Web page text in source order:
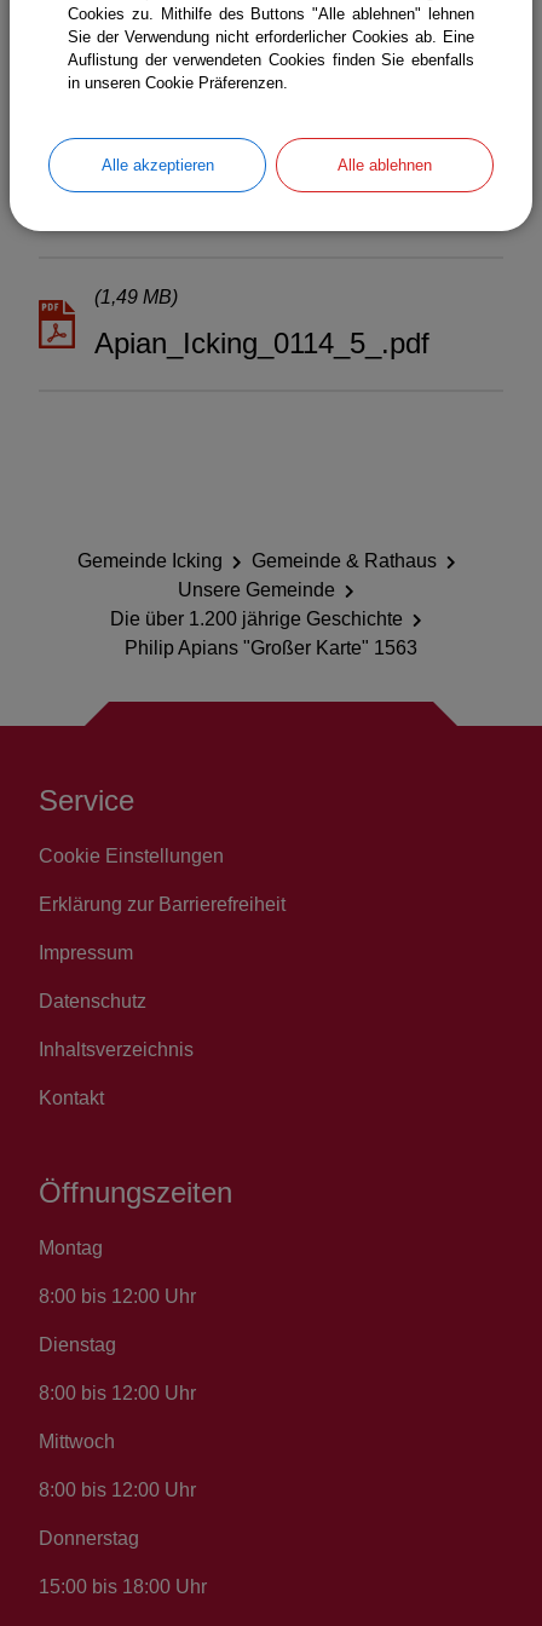
(Text und Zusammenstellung Claudia Roederstein)
(78,96 KB)
_3_.pdf
(1,49 MB)
Apian_Icking_0114_5_.pdf
Gemeinde Icking
Gemeinde & Rathaus
Unsere Gemeinde
Die über 1.200 jährige Geschichte
Philip Apians "Großer Karte" 1563
Service
Cookie Einstellungen
Erklärung zur Barrierefreiheit
Impressum
Datenschutz
Inhaltsverzeichnis
Kontakt
Öffnungszeiten
Montag
8:00 bis 12:00 Uhr
Dienstag
8:00 bis 12:00 Uhr
Mittwoch
8:00 bis 12:00 Uhr
Donnerstag
15:00 bis 18:00 Uhr
Cookies zu. Mithilfe des Buttons "Alle ablehnen" lehnen
Sie der Verwendung nicht erforderlicher Cookies ab. Eine
Auflistung der verwendeten Cookies finden Sie ebenfalls
in unseren Cookie Präferenzen.
Alle akzeptieren Alle ablehnen